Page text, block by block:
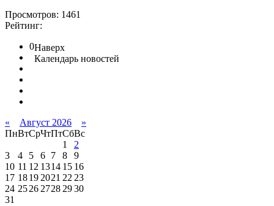
Просмотров: 1461
Рейтинг:
0Наверх
Календарь новостей
« Август 2026
»
ПнВтСрЧтПтСбВс
1
2
3
4 5 6 7 8
9
10 11 12 1314 15 16
17 18192021 2223
24 252627282930
31